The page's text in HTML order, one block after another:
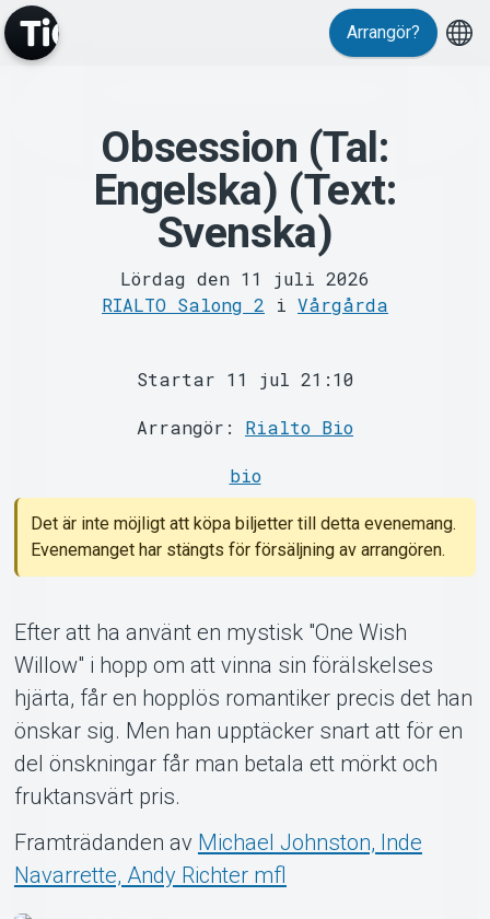
MyTickster
Support
Om Tickster
Arrangör?
Obsession (Tal:
Engelska) (Text:
Svenska)
Lördag den 11 juli 2026
RIALTO Salong 2 i Vårgårda
Startar 11 jul 21:10
Arrangör: Rialto Bio
bio
Det är inte möjligt att köpa biljetter till detta evenemang.
Evenemanget har stängts för försäljning av arrangören.
Efter att ha använt en mystisk "One Wish
Willow" i hopp om att vinna sin förälskelses
hjärta, får en hopplös romantiker precis det han
önskar sig. Men han upptäcker snart att för en
del önskningar får man betala ett mörkt och
fruktansvärt pris.
Framträdanden av Michael Johnston, Inde
Navarrette, Andy Richter mfl